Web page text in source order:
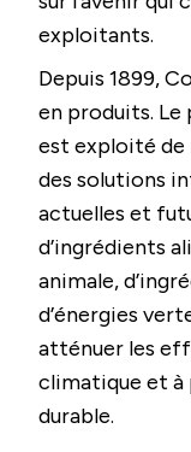
exploitants.
Depuis 1899,
en produits.
est exploité
des solutions
actuelles et
d’ingrédients
animale,
d’énergies
atténuer les
climatique et à
durable.